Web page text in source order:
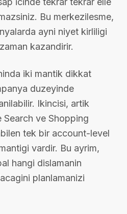
Bu merkezilesme,
ayni niyet kirliligi
kazandirir.
iki mantik dikkat
duzeyinde
Ikincisi, artik
Search ve Shopping
tek bir account-level
vardir. Bu ayrim,
hangi dislamanin
planlamanizi